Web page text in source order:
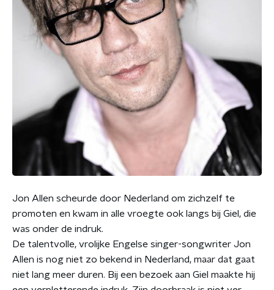
Jon Allen scheurde door Nederland om zichzelf te
promoten en kwam in alle vroegte ook langs bij Giel, die
was onder de indruk.
De talentvolle, vrolijke Engelse singer-songwriter Jon
Allen is nog niet zo bekend in Nederland, maar dat gaat
niet lang meer duren. Bij een bezoek aan Giel maakte hij